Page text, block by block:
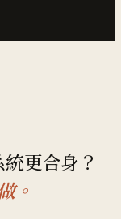
更合身？
。